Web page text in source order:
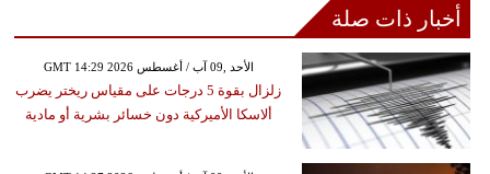
أخبار ذات صلة
GMT 14:29 2026 الأحد ,09 آب / أغسطس
زلزال بقوة 5 درجات على مقياس ريختر يضرب
ألاسكا الأميركية دون خسائر بشرية أو مادية